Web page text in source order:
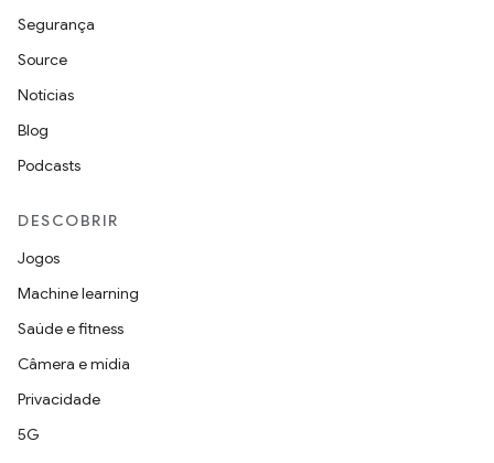
Segurança
Source
Notícias
Blog
Podcasts
DESCOBRIR
Jogos
Machine learning
Saúde e fitness
Câmera e mídia
Privacidade
5G